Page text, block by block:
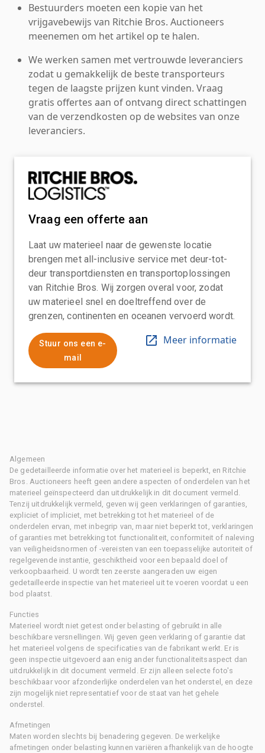
Bestuurders moeten een kopie van het
vrijgavebewijs van Ritchie Bros. Auctioneers
meenemen om het artikel op te halen.
We werken samen met vertrouwde leveranciers
zodat u gemakkelijk de beste transporteurs
tegen de laagste prijzen kunt vinden. Vraag
gratis offertes aan of ontvang direct schattingen
van de verzendkosten op de websites van onze
leveranciers.
Vraag een offerte aan
Laat uw materieel naar de gewenste locatie
brengen met all-inclusive service met deur-tot-
deur transportdiensten en transportoplossingen
van Ritchie Bros. Wij zorgen overal voor, zodat
uw materieel snel en doeltreffend over de
grenzen, continenten en oceanen vervoerd wordt.
Stuur ons een e-
mail
Meer informatie
Algemeen
De gedetailleerde informatie over het materieel is beperkt, en Ritchie
Bros. Auctioneers heeft geen andere aspecten of onderdelen van het
materieel geïnspecteerd dan uitdrukkelijk in dit document vermeld.
Tenzij uitdrukkelijk vermeld, geven wij geen verklaringen of garanties,
expliciet of impliciet, met betrekking tot het materieel of de
onderdelen ervan, met inbegrip van, maar niet beperkt tot, verklaringen
of garanties met betrekking tot functionaliteit, conformiteit of naleving
van veiligheidsnormen of -vereisten van een toepasselijke autoriteit of
regelgevende instantie, geschiktheid voor een bepaald doel of
verkoopbaarheid. U wordt ten zeerste aangeraden uw eigen
gedetailleerde inspectie van het materieel uit te voeren voordat u een
bod plaatst.
Functies
Materieel wordt niet getest onder belasting of gebruikt in alle
beschikbare versnellingen. Wij geven geen verklaring of garantie dat
het materieel volgens de specificaties van de fabrikant werkt. Er is
geen inspectie uitgevoerd aan enig ander functionaliteitsaspect dan
uitdrukkelijk in dit document vermeld. Er zijn alleen selecte foto's
beschikbaar voor afzonderlijke onderdelen van het onderstel, en deze
zijn mogelijk niet representatief voor de staat van het gehele
onderstel.
Afmetingen
Maten worden slechts bij benadering gegeven. De werkelijke
afmetingen onder belasting kunnen variëren afhankelijk van de hoogte